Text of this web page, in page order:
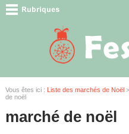
Vous êtes ici : Liste des marchés de Noël>
de noël
marché de noël